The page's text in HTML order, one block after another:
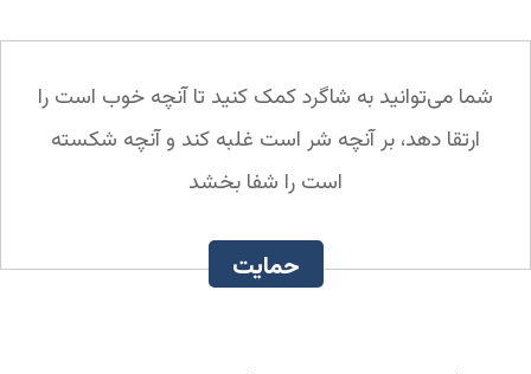
شما می‌توانید به شاگرد کمک کنید تا آنچه خوب است را
ارتقا دهد، بر آنچه شر است غلبه کند و آنچه شکسته
است را شفا بخشد
حمایت